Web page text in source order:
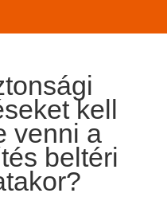
kell
venni a
beltéri